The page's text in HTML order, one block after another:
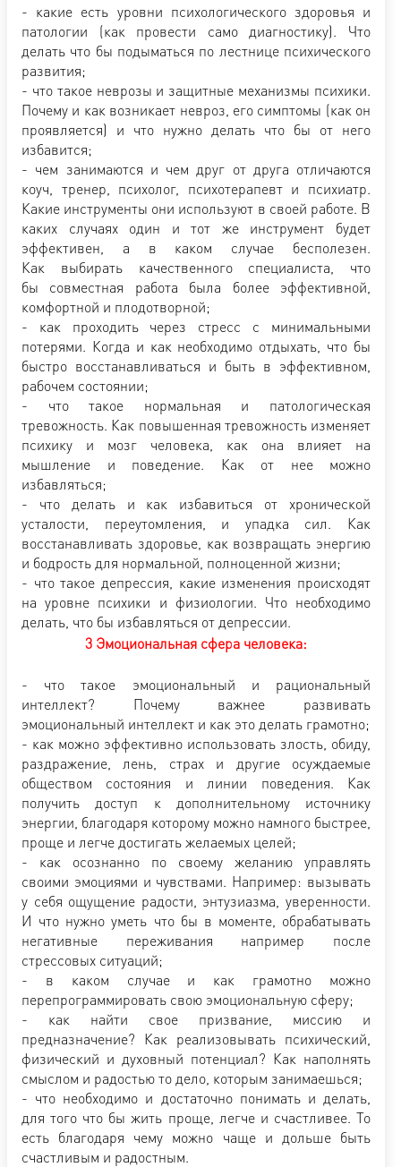
- какие есть уровни психологического здоровья и
патологии (как провести само диагностику). Что
делать что бы подыматься по лестнице психического
развития;
- что такое неврозы и защитные механизмы психики.
Почему и как возникает невроз, его симптомы (как он
проявляется) и что нужно делать что бы от него
избавится;
- чем занимаются и чем друг от друга отличаются
коуч, тренер, психолог, психотерапевт и психиатр.
Какие инструменты они используют в своей работе. В
каких случаях один и тот же инструмент будет
эффективен, а в каком случае бесполезен.
Как выбирать качественного специалиста, что
бы совместная работа была более эффективной,
комфортной и плодотворной;
- как проходить через стресс с минимальными
потерями. Когда и как необходимо отдыхать, что бы
быстро восстанавливаться и быть в эффективном,
рабочем состоянии;
- что такое нормальная и патологическая
тревожность. Как повышенная тревожность изменяет
психику и мозг человека, как она влияет на
мышление и поведение. Как от нее можно
избавляться;
- что делать и как избавиться от хронической
усталости, переутомления, и упадка сил. Как
восстанавливать здоровье, как возвращать энергию
и бодрость для нормальной, полноценной жизни;
- что такое депрессия, какие изменения происходят
на уровне психики и физиологии. Что необходимо
делать, что бы избавляться от депрессии.
3 Эмоциональная сфера человека:
- что такое эмоциональный и рациональный
интеллект? Почему важнее развивать
эмоциональный интеллект и как это делать грамотно;
- как можно эффективно использовать злость, обиду,
раздражение, лень, страх и другие осуждаемые
обществом состояния и линии поведения. Как
получить доступ к дополнительному источнику
энергии, благодаря которому можно намного быстрее,
проще и легче достигать желаемых целей;
- как осознанно по своему желанию управлять
своими эмоциями и чувствами. Например: вызывать
у себя ощущение радости, энтузиазма, уверенности.
И что нужно уметь что бы в моменте, обрабатывать
негативные переживания например после
стрессовых ситуаций;
- в каком случае и как грамотно можно
перепрограммировать свою эмоциональную сферу;
- как найти свое призвание, миссию и
предназначение? Как реализовывать психический,
физический и духовный потенциал? Как наполнять
смыслом и радостью то дело, которым занимаешься;
- что необходимо и достаточно понимать и делать,
для того что бы жить проще, легче и счастливее. То
есть благодаря чему можно чаще и дольше быть
счастливым и радостным.